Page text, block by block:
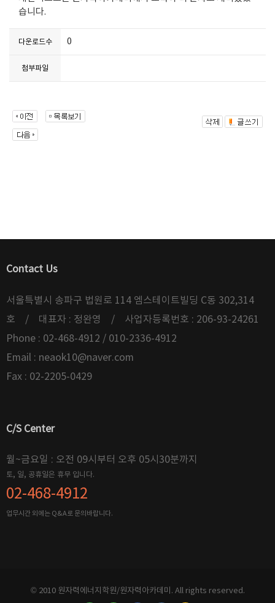
습니다.
다운로드수 0
첨부파일
Contact Us
서울특별시 송파구 법원로 114 엠스테이트빌딩 C동 302,314
호 / 대표자 : 정완영 / 사업자등록번호 : 206-93-24261
Phone : 02-468-4912 / 010-2336-4912
Email : neaok10@naver.com
Fax : 02-2205-0429
C/S Center
월~금요일 : 오전 09시부터 오후 05시30분까지
토, 일, 공휴일은 휴무 입니다.
02-468-4912
업무시간 외에는 Q&A로 문의바랍니다.
© 2010 원자력에너지학원/원자력아카데미. All rights reserved.